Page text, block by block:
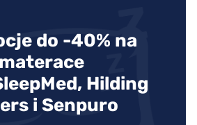
do -40% na
materace
Hilding
i Senpuro